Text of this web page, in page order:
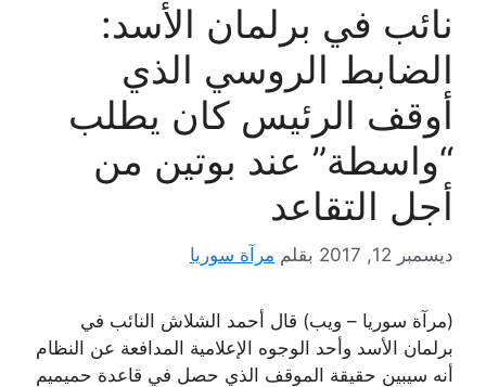
نائب في برلمان الأسد:
الضابط الروسي الذي
أوقف الرئيس كان يطلب
“واسطة” عند بوتين من
أجل التقاعد
ديسمبر 12, 2017 بقلم مرآة سوريا
(مرآة سوريا – ويب) قال أحمد الشلاش النائب في
برلمان الأسد وأحد الوجوه الإعلامية المدافعة عن النظام
أنه سيبين حقيقة الموقف الذي حصل في قاعدة حميميم